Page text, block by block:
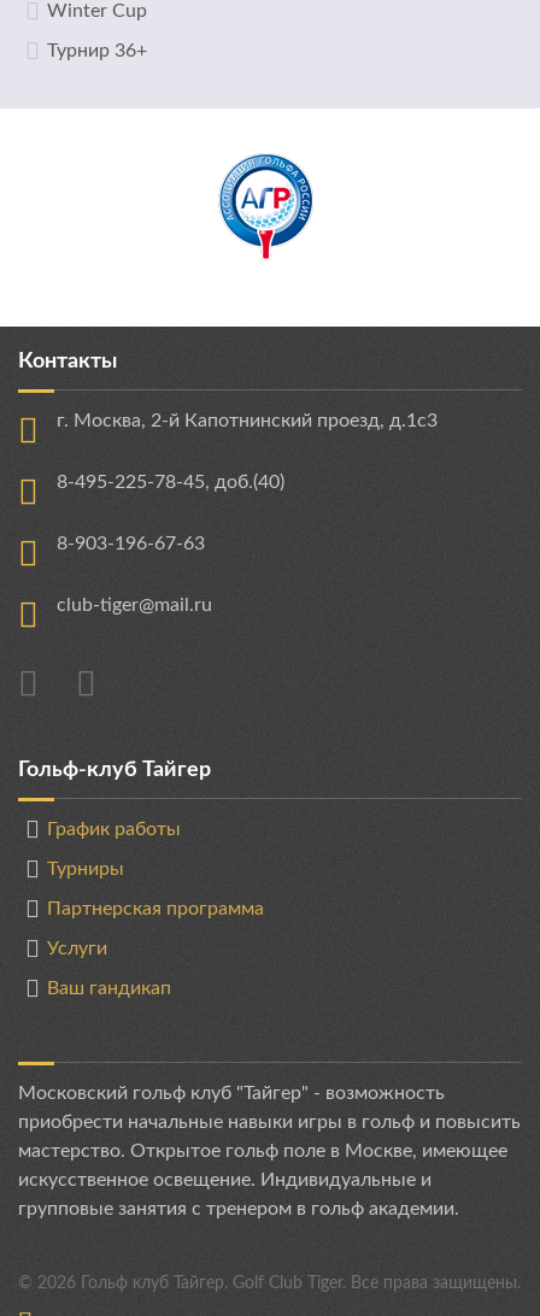
Winter Cup
Турнир 36+
Контакты
г. Москва, 2-й Капотнинский проезд, д.1с3
8-495-225-78-45, доб.(40)
8-903-196-67-63
club-tiger@mail.ru
Гольф-клуб Тайгер
График работы
Турниры
Партнерская программа
Услуги
Ваш гандикап
Московский гольф клуб "Тайгер" - возможность
приобрести начальные навыки игры в гольф и повысить
мастерство. Открытое гольф поле в Москве, имеющее
искусственное освещение. Индивидуальные и
групповые занятия с тренером в гольф академии.
© 2026 Гольф клуб Тайгер. Golf Club Tiger. Все права защищены.